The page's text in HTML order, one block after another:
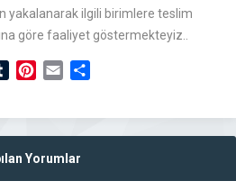
yakalanarak ilgili birimlere teslim
göre faaliyet göstermekteyiz..
TumblrPinterest
Email
Yorumlar